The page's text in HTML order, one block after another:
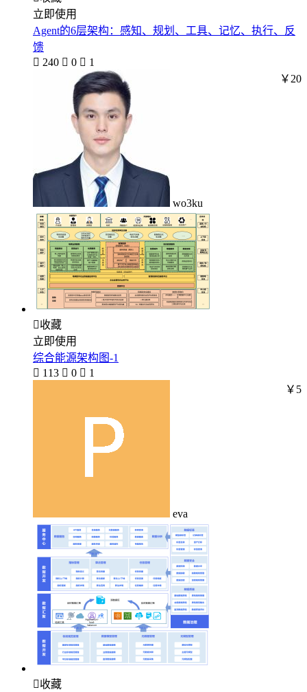
立即使用
Agent的6层架构：感知、规划、工具、记忆、执行、反
馈
 240  0  1
wo3ku
￥20
收藏
立即使用
综合能源架构图-1
 113  0  1
eva
￥5
收藏